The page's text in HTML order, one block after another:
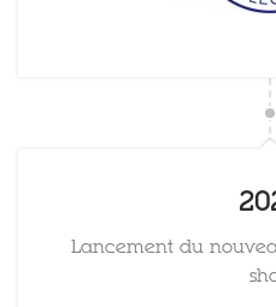
Lancement du